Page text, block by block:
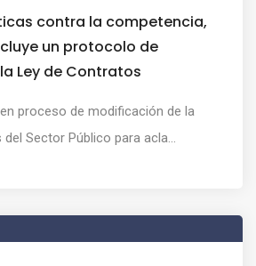
contra la competencia,
un protocolo de
Ley de Contratos
proceso de modificación de la
Sector Público para acla...